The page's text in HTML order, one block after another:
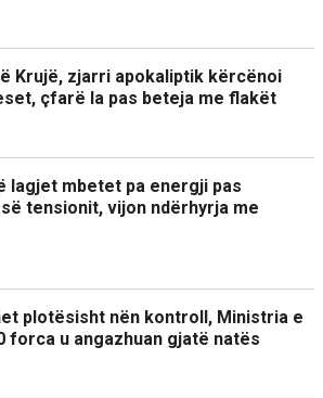
Krujë, zjarri apokaliptik kërcënoi
çfarë la pas beteja me flakët
lagjet mbetet pa energji pas
tensionit, vijon ndërhyrja me
plotësisht nën kontroll, Ministria e
forca u angazhuan gjatë natës